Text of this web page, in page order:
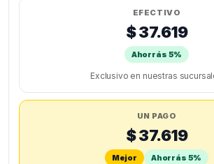
EFECTIVO
$ 37.619
Ahorrás 5%
Exclusivo en nuestras
UN PAGO
$ 37.619
Mejor Ahorrás 5%